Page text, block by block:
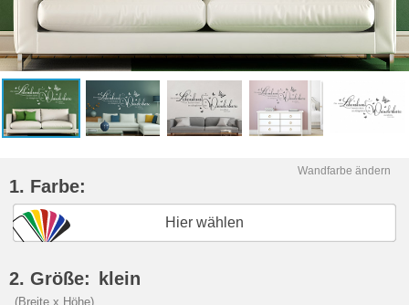
Wandfarbe ändern
1. Farbe:
Hier wählen
2. Größe: klein
(Breite x Höhe)